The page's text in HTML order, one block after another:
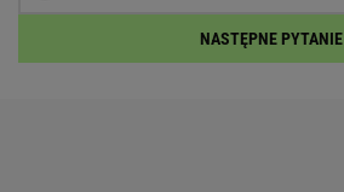
NASTĘPNE PYTANIE